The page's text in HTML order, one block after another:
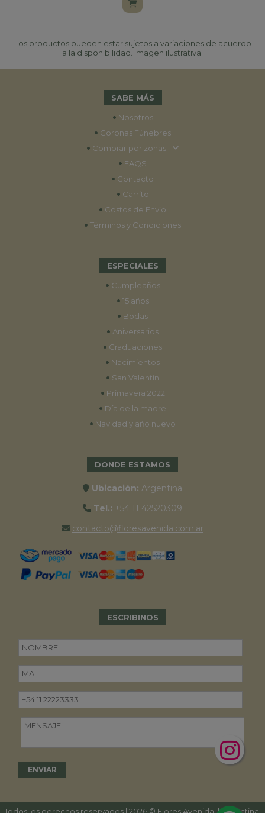
Los productos pueden estar sujetos a variaciones de acuerdo
a la disponibilidad. Imagen ilustrativa.
SABE MÁS
• Nosotros
• Coronas Fúnebres
• Comprar por zonas
• FAQS
• Contacto
• Carrito
• Costos de Envío
• Términos y Condiciones
ESPECIALES
• Cumpleaños
• 15 años
• Bodas
• Aniversarios
• Graduaciones
• Nacimientos
• San Valentín
• Primavera 2022
• Día de la madre
• Navidad y año nuevo
DONDE ESTAMOS
Ubicación: Argentina
Tel.: +54 11 42520309
contacto@floresavenida.com.ar
ESCRIBINOS